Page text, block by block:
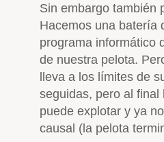
Sin embargo también
Hacemos una batería
programa informático
de nuestra pelota.
lleva a los límites de
seguidas, pero al
puede explotar y ya
causal (la pelota